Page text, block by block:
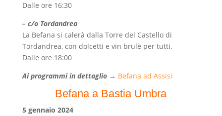
Dalle ore 16:30
– c/o Tordandrea
La Befana si calerà dalla Torre del Castello di
Tordandrea, con dolcetti e vin brulè per tutti.
Dalle ore 18:00
Ai programmi in dettaglio → Befana ad Assisi
Befana a Bastia Umbra
5 gennaio 2024